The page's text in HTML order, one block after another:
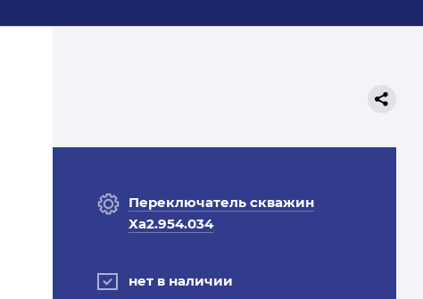
Переключатель скважин
Ха2.954.034
нет в наличии